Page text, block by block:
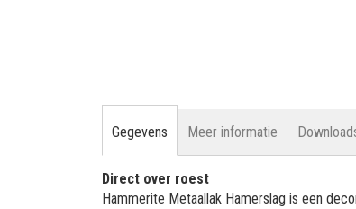
afbeeldingen-
gallerijGegevens
Direct over roest
Hammerite Metaallak Hamerslag is een
Meer informatie